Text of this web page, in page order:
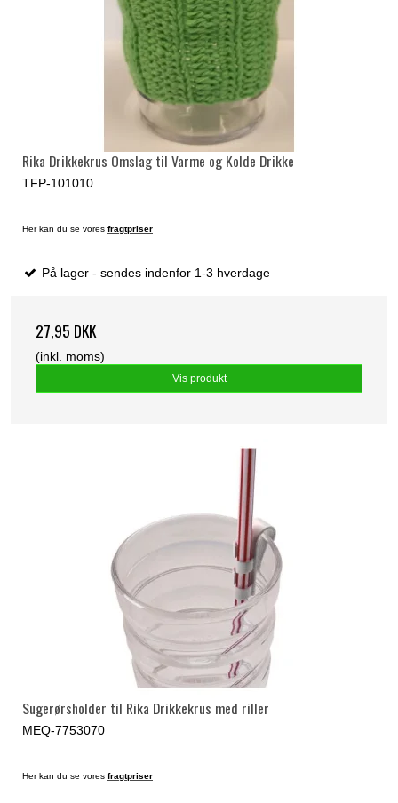
Rika Drikkekrus Omslag til Varme og Kolde Drikke
TFP-101010
Her kan du se vores fragtpriser
På lager - sendes indenfor 1-3 hverdage
27,95 DKK
(inkl. moms)
Vis produkt
Sugerørsholder til Rika Drikkekrus med riller
MEQ-7753070
Her kan du se vores fragtpriser